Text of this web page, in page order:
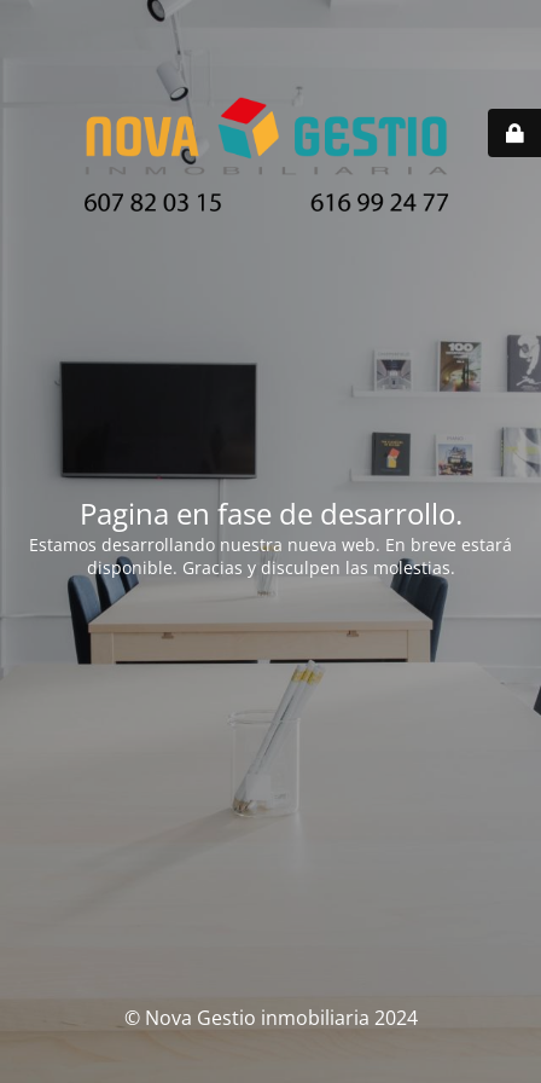
Pagina en fase de desarrollo.
Estamos desarrollando nuestra nueva web. En breve estará
disponible. Gracias y disculpen las molestias.
© Nova Gestio inmobiliaria 2024